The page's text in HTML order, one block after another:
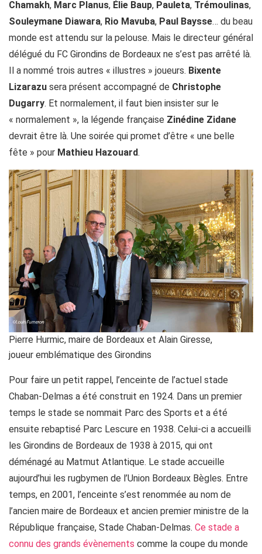
Chamakh, Marc Planus, Élie Baup, Pauleta, Trémoulinas,
Souleymane Diawara, Rio Mavuba, Paul Baysse… du beau
monde est attendu sur la pelouse. Mais le directeur général
délégué du FC Girondins de Bordeaux ne s’est pas arrêté là.
Il a nommé trois autres « illustres » joueurs. Bixente
Lizarazu sera présent accompagné de Christophe
Dugarry. Et normalement, il faut bien insister sur le
« normalement », la légende française Zinédine Zidane
devrait être là. Une soirée qui promet d’être « une belle
fête » pour Mathieu Hazouard.
Pierre Hurmic, maire de Bordeaux et Alain Giresse,
joueur emblématique des Girondins
Pour faire un petit rappel, l’enceinte de l’actuel stade
Chaban-Delmas a été construit en 1924. Dans un premier
temps le stade se nommait Parc des Sports et a été
ensuite rebaptisé Parc Lescure en 1938. Celui-ci a accueilli
les Girondins de Bordeaux de 1938 à 2015, qui ont
déménagé au Matmut Atlantique. Le stade accueille
aujourd’hui les rugbymen de l’Union Bordeaux Bègles. Entre
temps, en 2001, l’enceinte s’est renommée au nom de
l’ancien maire de Bordeaux et ancien premier ministre de la
République française, Stade Chaban-Delmas. Ce stade a
connu des grands évènements comme la coupe du monde